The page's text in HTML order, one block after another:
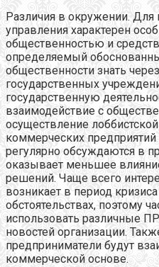
Различия в окружении. Для
управления характерен
общественностью и
определяемый
общественности знать
государственных
государственную
взаимодействие с
осуществление
коммерческих предприятий
регулярно обсуждаются в
оказывает меньшее
решений. Чаще всего
возникает в период
обстоятельствах, поэтому
использовать различные
новостей организации.
предприниматели будут
коммерческой основе.